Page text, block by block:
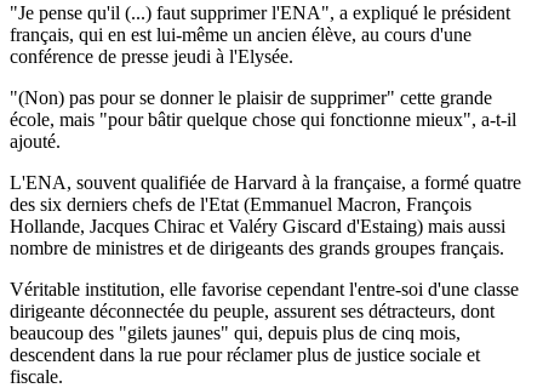
"Je pense qu'il (...) faut supprimer l'ENA", a expliqué le président
français, qui en est lui-même un ancien élève, au cours d'une
conférence de presse jeudi à l'Elysée.
"(Non) pas pour se donner le plaisir de supprimer" cette grande
école, mais "pour bâtir quelque chose qui fonctionne mieux", a-t-il
ajouté.
L'ENA, souvent qualifiée de Harvard à la française, a formé quatre
des six derniers chefs de l'Etat (Emmanuel Macron, François
Hollande, Jacques Chirac et Valéry Giscard d'Estaing) mais aussi
nombre de ministres et de dirigeants des grands groupes français.
Véritable institution, elle favorise cependant l'entre-soi d'une classe
dirigeante déconnectée du peuple, assurent ses détracteurs, dont
beaucoup des "gilets jaunes" qui, depuis plus de cinq mois,
descendent dans la rue pour réclamer plus de justice sociale et
fiscale.